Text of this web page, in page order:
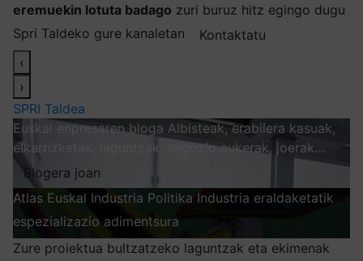
eremuekin lotuta badago zuri buruz hitz egingo dugu
Spri Taldeko gure kanaletan
Kontaktatu
‹
›
SPRI Taldea
Euskal enpresaren bloga Albisteak, erabilera kasuak,
elkarrizketak, laguntzak, negozio aukerak, joerak…
Blogera joan
Atlas Euskal Industria Politika Industria eraldaketatik
espezializazio adimentsura
Zure proiektua bultzatzeko laguntzak eta ekimenak